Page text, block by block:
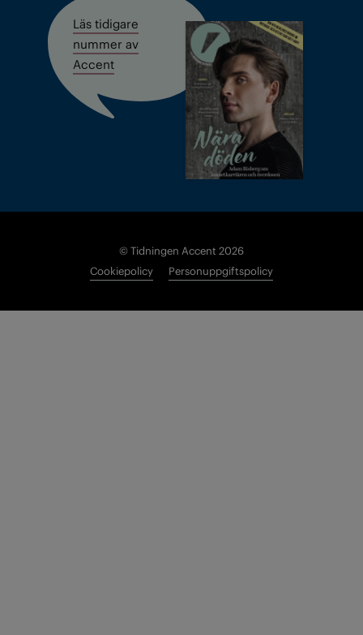
Läs tidigare
nummer av
Accent
© Tidningen Accent 2026
Cookiepolicy
Personuppgiftspolicy